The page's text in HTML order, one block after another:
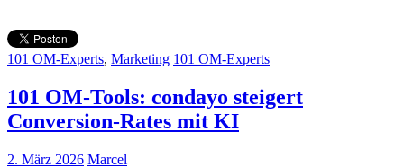
101 OM-Experts, Marketing 101 OM-Experts
101 OM-Tools: condayo steigert
Conversion-Rates mit KI
2. März 2026 Marcel